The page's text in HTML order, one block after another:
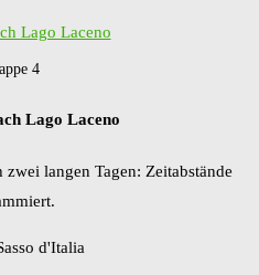
4
Lago Laceno
langen Tagen: Zeitabstände